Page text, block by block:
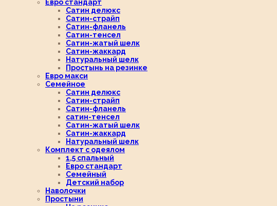
Евро стандарт
Сатин делюкс
Сатин-страйп
Сатин-фланель
Сатин-тенсел
Сатин-жатый шелк
Сатин-жаккард
Натуральный шелк
Простынь на резинке
Евро макси
Семейное
Сатин делюкс
Сатин-страйп
Сатин-фланель
сатин-тенсел
Сатин-жатый шелк
Сатин-жаккард
Натуральный шелк
Комплект с одеялом
1,5 спальный
Евро стандарт
Семейный
Детский набор
Наволочки
Простыни